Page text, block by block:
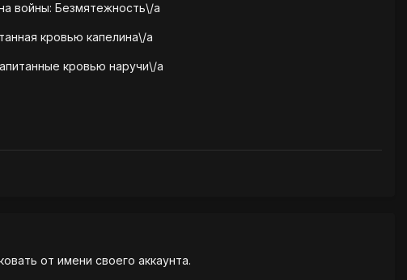
войны: Безмятежность\/a
кровью капелина\/a
кровью наручи\/a
от имени своего аккаунта.